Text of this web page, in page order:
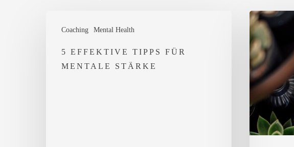
Coaching Mental Health
effektive
Tipps5 EFFEKTIVE TIPPS FÜR
MENTALE STÄRKE
MINDFUCK
–
die
Ursache
warum
wir
unsere
Potentiale